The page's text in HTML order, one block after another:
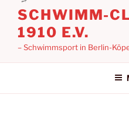
SCHWIMM-
1910 E.V.
– Schwimmsport in Berlin-